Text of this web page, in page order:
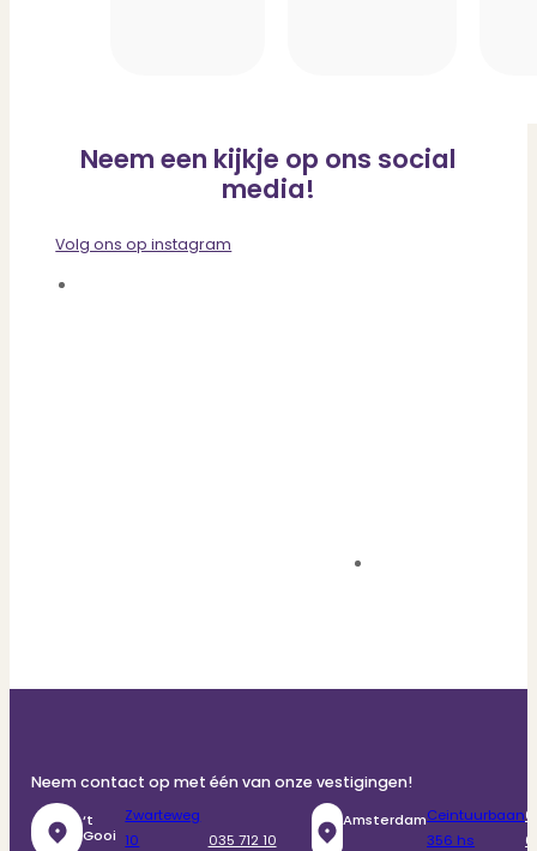
Neem een kijkje op ons social
media!
Volg ons op instagram
Neem contact op met één van onze vestigingen!
‘t
Gooi
Zwarteweg
10
035 712 10
AmsterdamCeintuurbaan
356 hs